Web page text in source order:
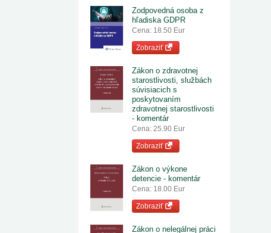
Zodpovedná osoba z
hľadiska GDPR
Cena: 18.50 Eur
Zobraziť
Zákon o zdravotnej
starostlivosti, službách
súvisiacich s
poskytovaním
zdravotnej starostlivosti
- komentár
Cena: 25.90 Eur
Zobraziť
Zákon o výkone
detencie - komentár
Cena: 18.00 Eur
Zobraziť
Zákon o nelegálnej práci